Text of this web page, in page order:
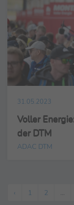
31.05.2023
Voller
der DTM
ADAC DTM
‹ 1 2 ...